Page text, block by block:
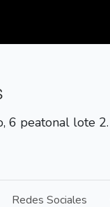
6 peatonal lote 2.
Redes Sociales